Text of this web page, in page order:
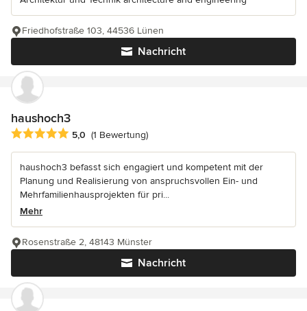
Nachricht
Friedhofstraße 103, 44536 Lünen
haushoch3
Durchschnittliche Bewertung: 5 von 5 Sternen
5,0 (1 Bewertung)
haushoch3 befasst sich engagiert und kompetent mit der
Planung und Realisierung von anspruchsvollen Ein- und
Mehrfamilienhausprojekten für pri...
Mehr
Nachricht
Rosenstraße 2, 48143 Münster